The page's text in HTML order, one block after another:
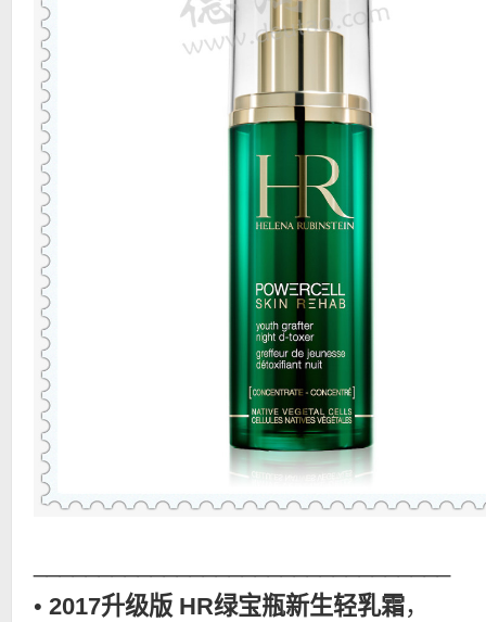
• 2017升级版 HR绿宝瓶新生轻乳霜，